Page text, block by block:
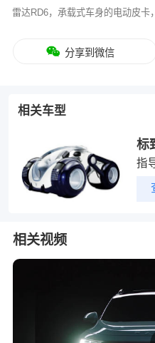
分享到微信
相关车型
标
指
相关视频